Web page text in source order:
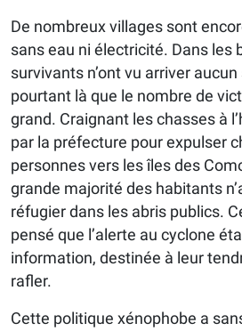
De nombreux villages sont
sans eau ni électricité. Dans les
survivants n’ont vu arriver aucun
pourtant là que le nombre de
grand. Craignant les chasses à
par la préfecture pour expulser
personnes vers les îles des
grande majorité des habitants
réfugier dans les abris publics.
pensé que l’alerte au cyclone
information, destinée à leur
rafler.
Cette politique xénophobe a